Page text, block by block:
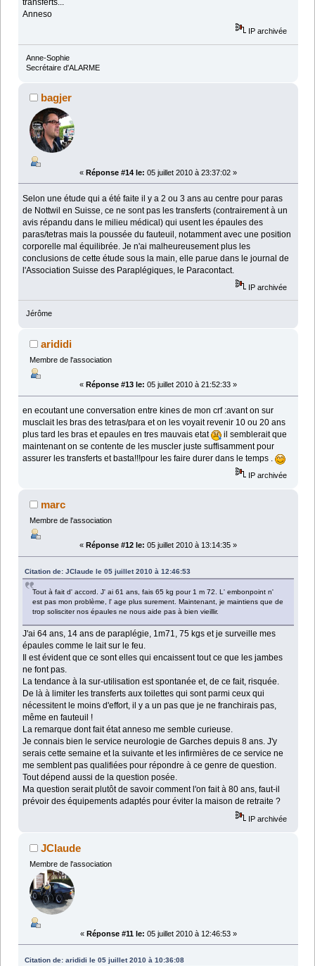
transferts...
Anneso
IP archivée
Anne-Sophie
Secrétaire d'ALARME
bagjer
« Réponse #14 le: 05 juillet 2010 à 23:37:02 »
Selon une étude qui a été faite il y a 2 ou 3 ans au centre pour paras
de Nottwil en Suisse, ce ne sont pas les transferts (contrairement à un
avis répandu dans le milieu médical) qui usent les épaules des
paras/tetras mais la poussée du fauteuil, notamment avec une position
corporelle mal équilibrée. Je n'ai malheureusement plus les
conclusions de cette étude sous la main, elle parue dans le journal de
l'Association Suisse des Paraplégiques, le Paracontact.
IP archivée
Jérôme
arididi
Membre de l'association
« Réponse #13 le: 05 juillet 2010 à 21:52:33 »
en ecoutant une conversation entre kines de mon crf :avant on sur
musclait les bras des tetras/para et on les voyait revenir 10 ou 20 ans
plus tard les bras et epaules en tres mauvais etat
il semblerait que
maintenant on se contente de les muscler juste suffisamment pour
assurer les transferts et basta!!!pour les faire durer dans le temps .
IP archivée
marc
Membre de l'association
« Réponse #12 le: 05 juillet 2010 à 13:14:35 »
Citation de: JClaude le 05 juillet 2010 à 12:46:53
Tout à fait d' accord. J' ai 61 ans, fais 65 kg pour 1 m 72. L' embonpoint n'
est pas mon problème, l' age plus surement. Maintenant, je maintiens que de
trop solisciter nos épaules ne nous aide pas à bien vieillir.
J'ai 64 ans, 14 ans de paraplégie, 1m71, 75 kgs et je surveille mes
épaules comme le lait sur le feu.
Il est évident que ce sont elles qui encaissent tout ce que les jambes
ne font pas.
La tendance à la sur-utilisation est spontanée et, de ce fait, risquée.
De là à limiter les transferts aux toilettes qui sont parmi ceux qui
nécessitent le moins d'effort, il y a un pas que je ne franchirais pas,
même en fauteuil !
La remarque dont fait état anneso me semble curieuse.
Je connais bien le service neurologie de Garches depuis 8 ans. J'y
serais cette semaine et la suivante et les infirmières de ce service ne
me semblent pas qualifiées pour répondre à ce genre de question.
Tout dépend aussi de la question posée.
Ma question serait plutôt de savoir comment l'on fait à 80 ans, faut-il
prévoir des équipements adaptés pour éviter la maison de retraite ?
IP archivée
JClaude
Membre de l'association
« Réponse #11 le: 05 juillet 2010 à 12:46:53 »
Citation de: arididi le 05 juillet 2010 à 10:36:08